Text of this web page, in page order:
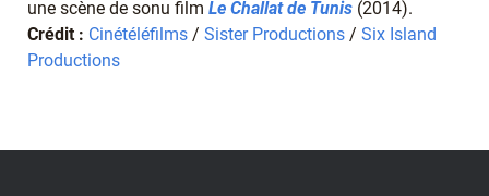
une scène de sonu film Le Challat de Tunis (2014).
Crédit : Cinétéléfilms / Sister Productions / Six Island
Productions